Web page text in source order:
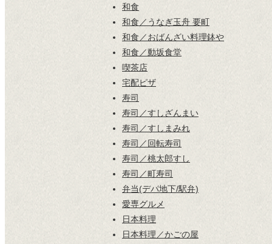
和食
和食／うなぎ玉舟 要町
和食／おばんざい料理鉢や
和食／動坂食堂
喫茶店
宅配ピザ
寿司
寿司／すしざんまい
寿司／すしまみれ
寿司／回転寿司
寿司／桃太郎すし
寿司／町寿司
弁当(デパ地下/駅弁)
愛専グルメ
日本料理
日本料理／かごの屋